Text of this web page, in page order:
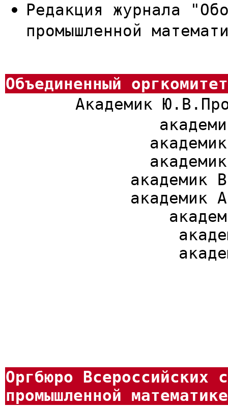
Редакция журнала
промышленной
Объединенный оргкомитет
Академик
академик
академик
Оргбюро Всероссийских
промышленной математике